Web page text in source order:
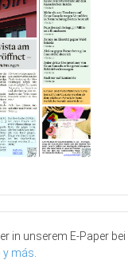
in unserem E-Paper bei
y más